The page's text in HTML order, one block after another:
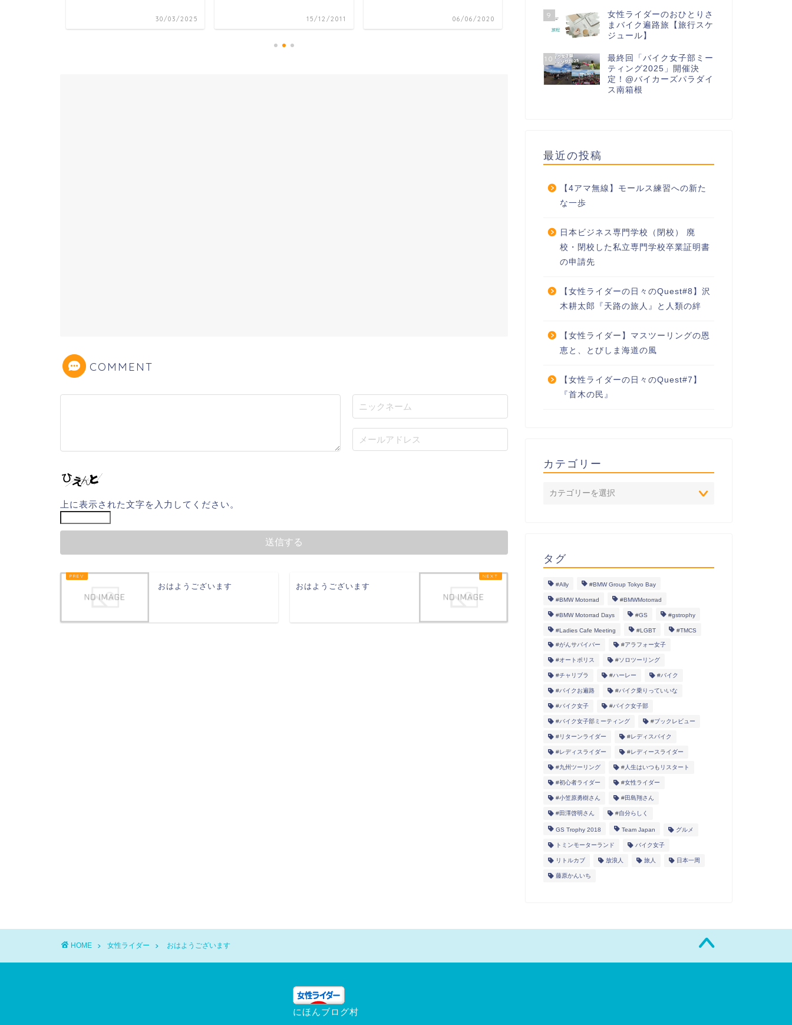
30/03/2025 15/12/2011 06/06/2020 30/03/2025
COMMENT
上に表示された文字を入力してください。
おはようございます おはようございます
9
女性ライダーのおひとりさ
まバイク遍路旅【旅行スケ
ジュール】
10
最終回「バイク女子部ミー
ティング2025」開催決
定！@バイカーズパラダイ
ス南箱根
最近の投稿
【4アマ無線】モールス練習への新た
な一歩
日本ビジネス専門学校（閉校） 廃
校・閉校した私立専門学校卒業証明書
の申請先
【女性ライダーの日々のQuest#8】沢
木耕太郎『天路の旅人』と人類の絆
【女性ライダー】マスツーリングの恩
恵と、とびしま海道の風
【女性ライダーの日々のQuest#7】
『首木の民』
カテゴリー
タグ
#Ally #BMW Group Tokyo Bay
#BMW Motorrad #BMWMotorrad
#BMW Motorrad Days #GS #gstrophy
#Ladies Cafe Meeting #LGBT #TMCS
#がんサバイバー #アラフォー女子
#オートポリス #ソロツーリング
#チャリブラ #ハーレー #バイク
#バイクお遍路 #バイク乗りっていいな
#バイク女子 #バイク女子部
#バイク女子部ミーティング #ブックレビュー
#リターンライダー #レディスバイク
#レディスライダー #レディースライダー
#九州ツーリング #人生はいつもリスタート
#初心者ライダー #女性ライダー
#小笠原勇樹さん #田島翔さん
#田澤啓明さん #自分らしく
GS Trophy 2018 Team Japan グルメ
トミンモーターランド バイク女子
リトルカブ 放浪人 旅人 日本一周
藤原かんいち
HOME 女性ライダー おはようございます
にほんブログ村